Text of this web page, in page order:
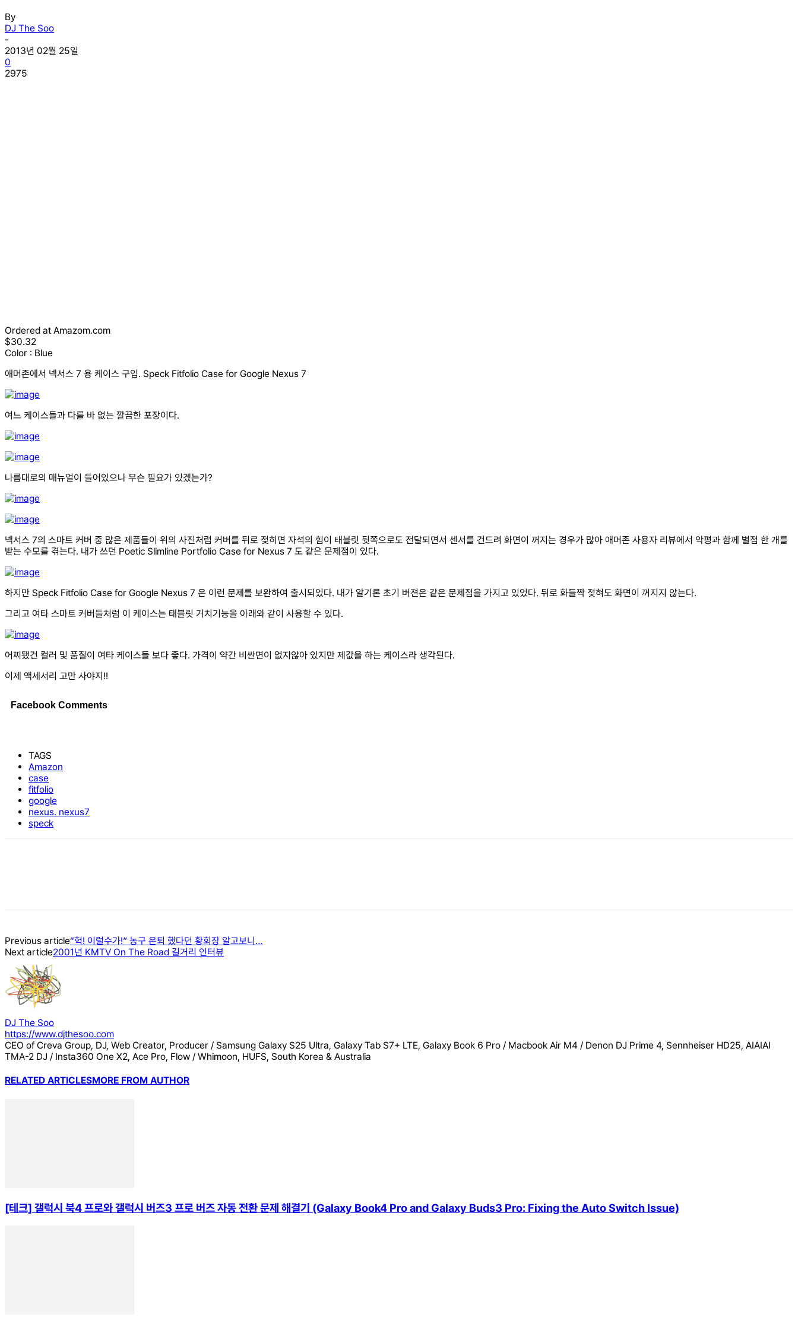
By
DJ The Soo
-
2013년 02월 25일
0
2975
Ordered at Amazom.com
$30.32
Color : Blue
애머존에서 넥서스 7 용 케이스 구입. Speck Fitfolio Case for Google Nexus 7
여느 케이스들과 다를 바 없는 깔끔한 포장이다.
나름대로의 매뉴얼이 들어있으나 무슨 필요가 있겠는가?
넥서스 7의 스마트 커버 중 많은 제품들이 위의 사진처럼 커버를 뒤로 젖히면 자석의 힘이 태블릿 뒷쪽으로도 전달되면서 센서를 건드려 화면이 꺼지는 경우가 많아 애머존 사용자 리뷰에서 악평과 함께 별점 한 개를
받는 수모를 겪는다. 내가 쓰던 Poetic Slimline Portfolio Case for Nexus 7 도 같은 문제점이 있다.
하지만 Speck Fitfolio Case for Google Nexus 7 은 이런 문제를 보완하여 출시되었다. 내가 알기론 초기 버젼은 같은 문제점을 가지고 있었다. 뒤로 화들짝 젖혀도 화면이 꺼지지 않는다.
그리고 여타 스마트 커버들처럼 이 케이스는 태블릿 거치기능을 아래와 같이 사용할 수 있다.
어찌됐건 컬러 및 품질이 여타 케이스들 보다 좋다. 가격이 약간 비싼면이 없지않아 있지만 제값을 하는 케이스라 생각된다.
이제 액세서리 고만 사야지!!
Facebook Comments
TAGS
Amazon
case
fitfolio
google
nexus. nexus7
speck
Previous article“헉! 이럴수가!” 농구 은퇴 했다던 황회장 알고보니…
Next article2001년 KMTV On The Road 길거리 인터뷰
DJ The Soo
https://www.djthesoo.com
CEO of Creva Group, DJ, Web Creator, Producer / Samsung Galaxy S25 Ultra, Galaxy Tab S7+ LTE, Galaxy Book 6 Pro / Macbook Air M4 / Denon DJ Prime 4, Sennheiser HD25, AIAIAI
TMA-2 DJ / Insta360 One X2, Ace Pro, Flow / Whimoon, HUFS, South Korea & Australia
RELATED ARTICLESMORE FROM AUTHOR
[테크] 갤럭시 북4 프로와 갤럭시 버즈3 프로 버즈 자동 전환 문제 해결기 (Galaxy Book4 Pro and Galaxy Buds3 Pro: Fixing the Auto Switch Issue)